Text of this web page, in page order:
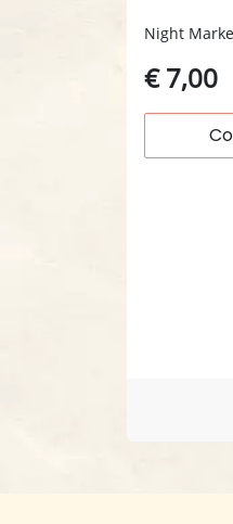
Night
€ 7,00